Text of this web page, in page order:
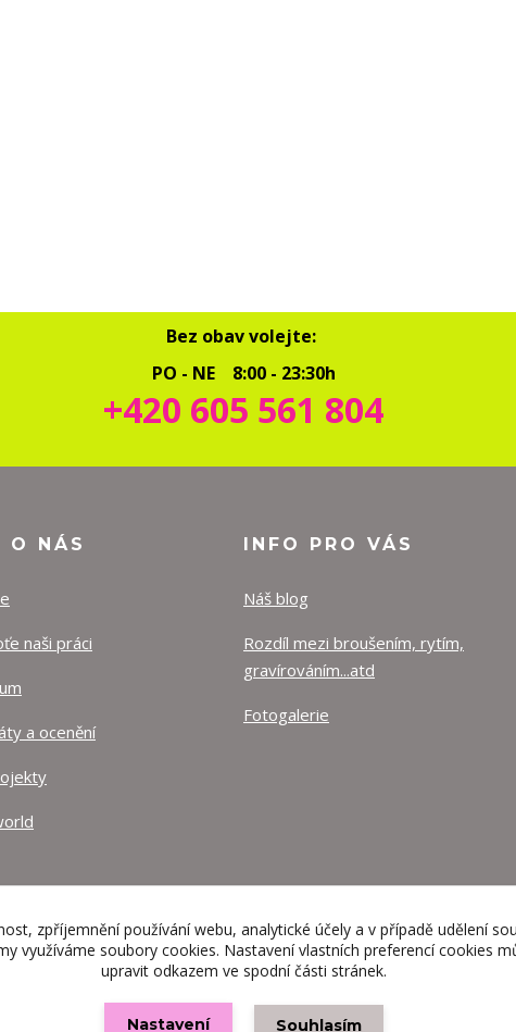
Bez obav volejte:
PO - NE 8:00 - 23:30h
+420 605 561 804
O NÁS
naši práci
a ocenění
INFO PRO VÁS
Náš blog
Rozdíl mezi broušením, rytím,
gravírováním...atd
Fotogalerie
zpříjemnění používání webu, analytické účely a v případě udělení
využíváme soubory cookies. Nastavení vlastních preferencí cookies
upravit odkazem ve spodní části stránek.
Nastavení Souhlasím